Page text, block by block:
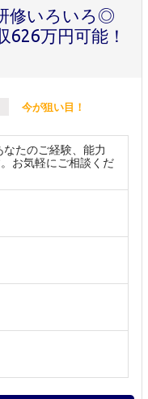
修いろいろ◎
626万円可能！
今が狙い目！
たのご経験、能力
お気軽にご相談くだ